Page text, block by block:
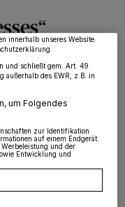
Kreis zeigt
nun endlich das
Umgang mit
veröffentlicht
vielen Opfer von
monatelange
zeigten sich
Umfang der
dieses Menü jederzeit
Ihre Einwilligung zu
Ablehnen am unteren
innerhalb unseres Website.
und schließt gem. Art. 49
außerhalb des EWR, z.B. in
um Folgendes
zur Identifikation
auf einem Endgerät.
und der
Entwicklung und